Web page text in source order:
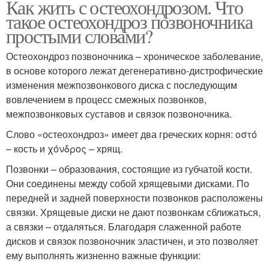
Как жить с остеохондрозом. Что
такое остеохондроз позвоночника
простыми словами?
Остеохондроз позвоночника – хроническое заболевание,
в основе которого лежат дегенеративно-дистрофические
изменения межпозвонкового диска с последующим
вовлечением в процесс смежных позвонков,
межпозвонковых суставов и связок позвоночника.
Слово «остеохондроз» имеет два греческих корня: οστό
– кость и χόνδρος – хрящ.
Позвонки – образования, состоящие из губчатой кости.
Они соединены между собой хрящевыми дисками. По
передней и задней поверхности позвонков расположены
связки. Хрящевые диски не дают позвонкам сближаться,
а связки – отдаляться. Благодаря слаженной работе
дисков и связок позвоночник эластичен, и это позволяет
ему выполнять жизненно важные функции: